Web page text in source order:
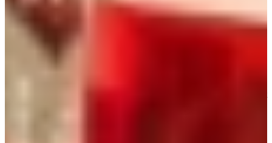
De verschillende reservoirs
De Quooker kraan is verkrijgbaar met diverse reservoirs, waaronder
de Quooker Pro 3 (3 liter), de Quooker Combi (7 liter) en Quooker
Combi+ (7 liter en onbeperkt warm water). Voor ieder huishouden